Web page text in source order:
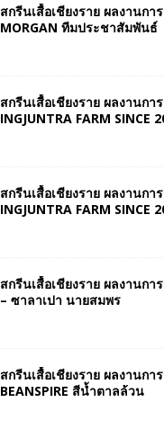
สกรีนเสื้อเชียงราย ผลงานกา
MORGAN ทีมประชาสัมพันธ์
สกรีนเสื้อเชียงราย ผลงานกา
INGJUNTRA FARM SINCE
สกรีนเสื้อเชียงราย ผลงานกา
INGJUNTRA FARM SINCE
สกรีนเสื้อเชียงราย ผลงานก
– ซาลาเปา นายสมพร
สกรีนเสื้อเชียงราย ผลงานกา
BEANSPIRE สีน้ำตาลล้วน